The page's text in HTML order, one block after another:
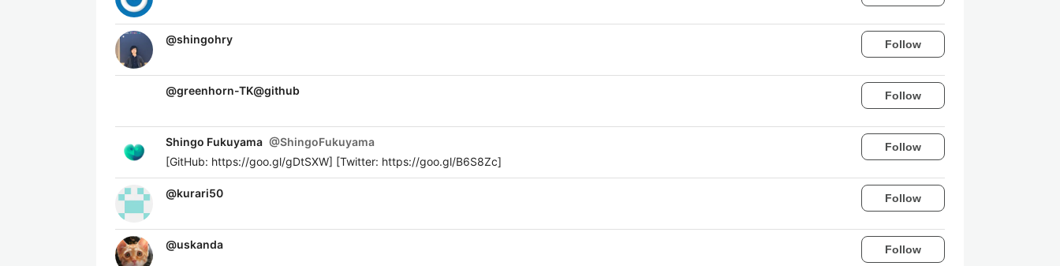
@shingohry Follow
@greenhorn-TK@github Follow
Shingo Fukuyama @ShingoFukuyama
[GitHub: https://goo.gl/gDtSXW] [Twitter: https://goo.gl/B6S8Zc]
Follow
@kurari50 Follow
@uskanda Follow